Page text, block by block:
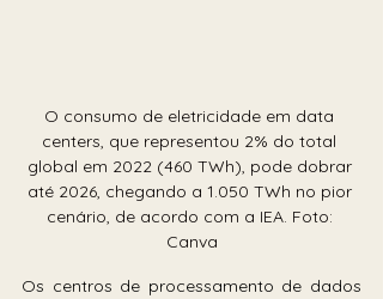
O consumo de eletricidade em data
centers, que representou 2% do total
global em 2022 (460 TWh), pode dobrar
até 2026, chegando a 1.050 TWh no pior
cenário, de acordo com a IEA. Foto:
Canva
Os centros de processamento de dados